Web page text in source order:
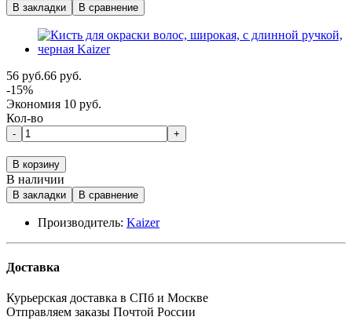
В закладки В сравнение
56 руб.66 руб.
-15%
Экономия 10 руб.
Кол-во
- +
В корзину
В наличии
В закладки В сравнение
Производитель: Kaizer
Доставка
Курьерская доставка в СПб и Москве
Отправляем заказы Почтой России